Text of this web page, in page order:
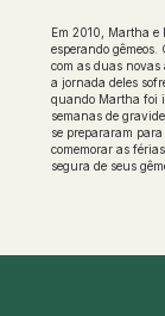
Em 2010, Martha e
esperando
com as duas novas
a jornada deles
quando Martha foi
semanas de
se prepararam
comemorar as
segura de seus